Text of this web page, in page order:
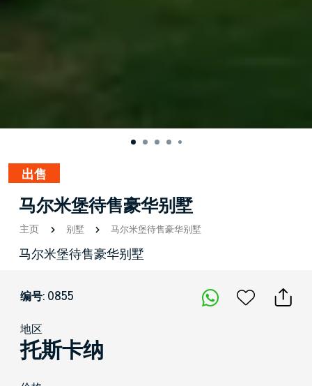
出售
马尔米堡待售豪华别墅
主页 别墅 马尔米堡待售豪华别墅
马尔米堡待售豪华别墅
编号: 0855
地区
托斯卡纳